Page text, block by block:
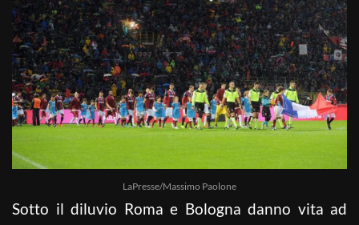
LaPresse/Massimo Paolone
Sotto il diluvio Roma e Bologna danno vita ad